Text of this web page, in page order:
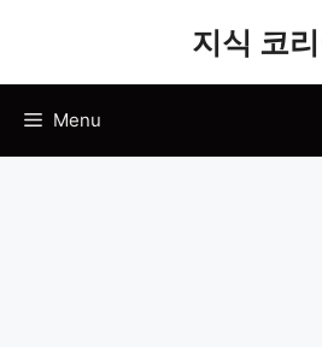
지식 코
Menu